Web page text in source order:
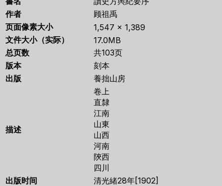
作者
顾祖禹
页面像素大小
1,547 × 1,389
文件大小（实际）
17.0MB
总页数
共103页
版本
刻本
出版
養拙山房
描述
卷上
直隸
江南
山東
山西
河南
陝西
四川
出版时间
清光緒28年[1902]